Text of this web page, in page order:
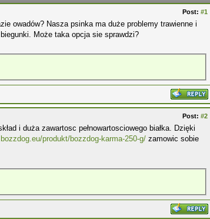
Post: #1
owadów? Nasza psinka ma duże problemy trawienne i
Może taka opcja sie sprawdzi?
Post: #2
i duża zawartosc pełnowartosciowego białka. Dzięki
produkt/bozzdog-karma-250-g/ zamowic sobie